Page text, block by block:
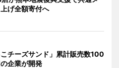
げ全額寄付へ
こチーズサンド」累計販売数100
企業が開発